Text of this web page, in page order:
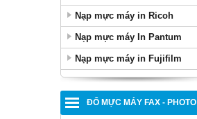
Nạp mực máy in Ricoh
Nạp mực máy In Pantum
Nạp mực máy in Fujifilm
ĐỔ MỰC MÁY FAX - PHOTO